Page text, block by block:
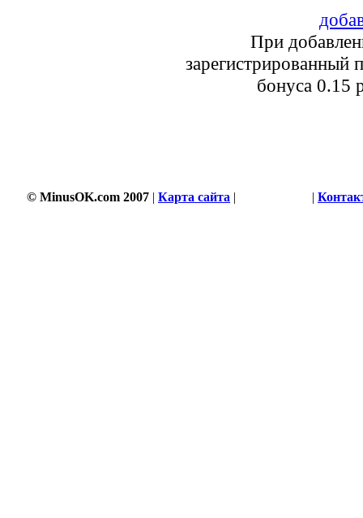
При
зарегистрированный
бонуса 0.15
© MinusOK.com 2007 | Карта сайта | |